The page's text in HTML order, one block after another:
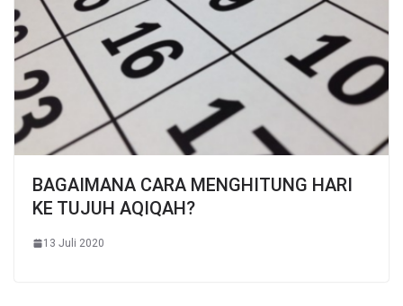
BAGAIMANA CARA MENGHITUNG HARI
KE TUJUH AQIQAH?
13 Juli 2020